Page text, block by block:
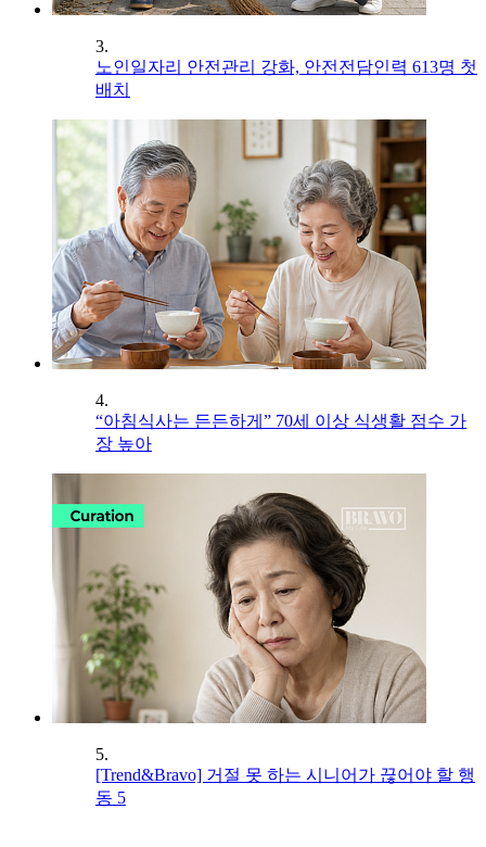
3.
노인일자리 안전관리 강화, 안전전담인력 613명 첫
배치
4.
“아침식사는 든든하게” 70세 이상 식생활 점수 가
장 높아
5.
[Trend&Bravo] 거절 못 하는 시니어가 끊어야 할 행
동 5